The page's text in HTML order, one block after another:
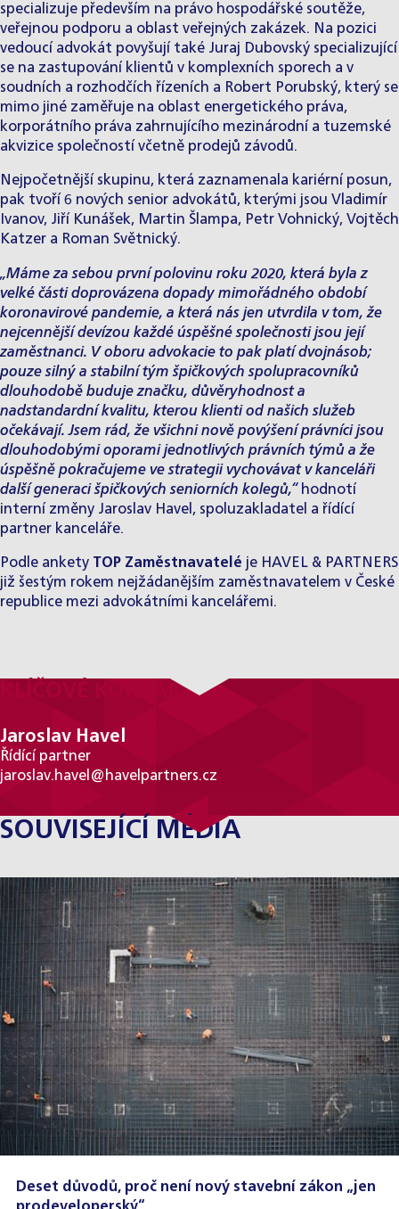
specializuje především na právo hospodářské soutěže,
veřejnou podporu a oblast veřejných zakázek. Na pozici
vedoucí advokát povyšují také Juraj Dubovský specializující
se na zastupování klientů v komplexních sporech a v
soudních a rozhodčích řízeních a Robert Porubský, který se
mimo jiné zaměřuje na oblast energetického práva,
korporátního práva zahrnujícího mezinárodní a tuzemské
akvizice společností včetně prodejů závodů.
Nejpočetnější skupinu, která zaznamenala kariérní posun,
pak tvoří 6 nových senior advokátů, kterými jsou Vladimír
Ivanov, Jiří Kunášek, Martin Šlampa, Petr Vohnický, Vojtěch
Katzer a Roman Světnický.
„Máme za sebou první polovinu roku 2020, která byla z
velké části doprovázena dopady mimořádného období
koronavirové pandemie, a která nás jen utvrdila v tom, že
nejcennější devízou každé úspěšné společnosti jsou její
zaměstnanci. V oboru advokacie to pak platí dvojnásob;
pouze silný a stabilní tým špičkových spolupracovníků
dlouhodobě buduje značku, důvěryhodnost a
nadstandardní kvalitu, kterou klienti od našich služeb
očekávají. Jsem rád, že všichni nově povýšení právníci jsou
dlouhodobými oporami jednotlivých právních týmů a že
úspěšně pokračujeme ve strategii vychovávat v kanceláři
další generaci špičkových seniorních kolegů,“ hodnotí
interní změny Jaroslav Havel , spoluzakladatel a řídící
partner kanceláře.
Podle ankety TOP Zaměstnavatelé je HAVEL & PARTNERS
již šestým rokem nejžádanějším zaměstnavatelem v České
republice mezi advokátními kancelářemi.
KLÍČOVÉ KONTAKTY
Jaroslav Havel
Řídící partner
jaroslav.havel@havelpartners.cz
SOUVISEJÍCÍ MÉDIA
Deset důvodů, proč není nový stavební zákon „jen